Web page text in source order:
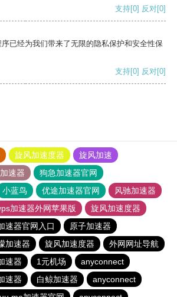
支持[0] 反对[0]
已经为我们带来了无限的隐私保护和安全性保
支持[0] 反对[0]
旋风加速度器
旋风加速
速器
狗急加速器官网
小蓝鸟 优途加速器官网
风驰加速器
加速器外网苹果版
旋风加速度器
速器官网入口
原子加速器
加速器 旋风加速度器
外网网址导航
速器 1元机场
anyconnect
速器 白鲸加速器
anyconnect